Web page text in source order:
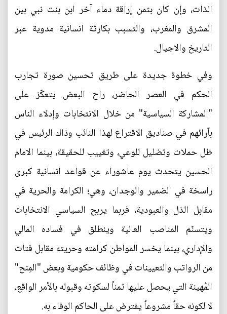
الذات، وإن كان بثمن إراقة دماء آخر ابن بنت نبي بين
المشرق والمغرب، والتسبب بكارثة انسانية مدوية عبر
التاريخ والاجيال.
وفي خطوة جديدة على طريق تحسين صورة تجارب
الحكم في العصر الحاضر، راح البعض يتعكّز على
"المشاركة السياسية" من خلال الانتخابات وإدلاء الناس
بآرائهم في صناديق الاقتراع لهذا النائب وذاك الرئيس في
ظل حملات وتضليل للوعي، وتغييب للحقيقة، بينما الامام
الحسين يتحدث يوم عاشوراء عن قواعد انسانية كبرى
راسخة في الضمير والوجدان، وهي؛ الكرامة والحرية في
مقابل الذل والعبودية، فربما يربح السياسي الانتخابات
ويتسنّم المناصب العالية وينطلق في فساده المالي
والإداري، بينما يخسر المواطن كرامته وحريته مقابل فتات
من الرواتب والتعيينات في وظائف حكومية وبعض "المِنح"
المُهينة التي يحصل عليها ثمناً لسكوته وقبوله بالأمر الواقع،
لا لكونه حقاً مشروعاً يفترض على الحاكم الوفاء به.